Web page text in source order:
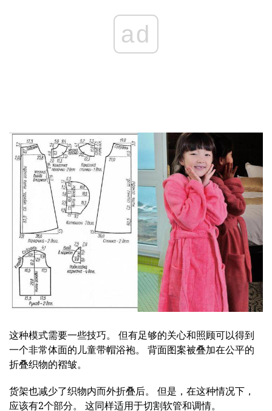
ad
这种模式需要一些技巧。 但有足够的关心和照顾可以得到
一个非常体面的儿童带帽浴袍。 背面图案被叠加在公平的
折叠织物的褶皱。
货架也减少了织物内而外折叠后。 但是，在这种情况下，
应该有2个部分。 这同样适用于切割软管和调情。